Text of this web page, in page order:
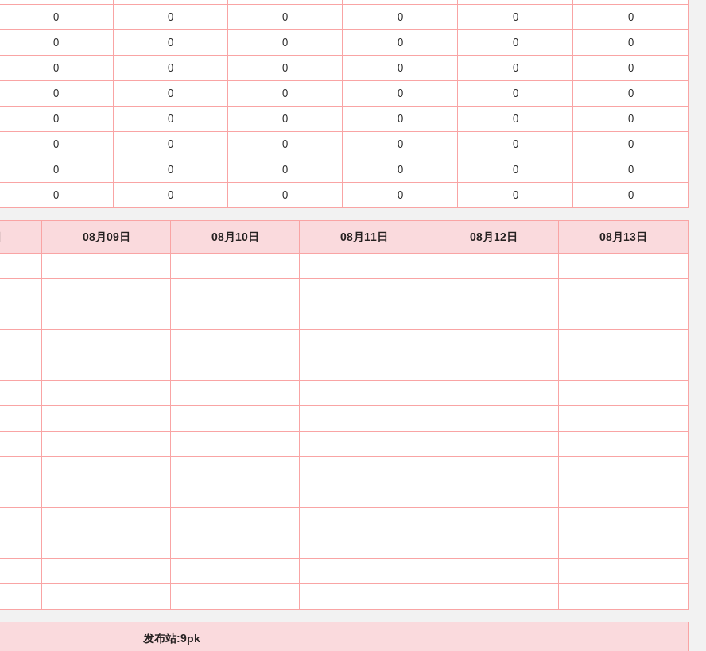
0 0 0 0 0 0
0 0 0 0 0 0
0 0 0 0 0 0
0 0 0 0 0 0
0 0 0 0 0 0
0 0 0 0 0 0
0 0 0 0 0 0
0 0 0 0 0 0
08月09日 08月10日 08月11日 08月12日 08月13日
发布站:9pk